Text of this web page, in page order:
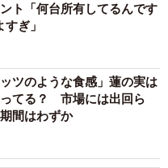
ト「何台所有してるんです
ぎ」
ツのような食感」蓮の実は
てる？ 市場には出回ら
間はわずか